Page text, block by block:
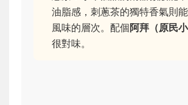
油脂感，刺蔥茶的獨特香氣則
風味的層次。配個阿拜（原民小
很對味。